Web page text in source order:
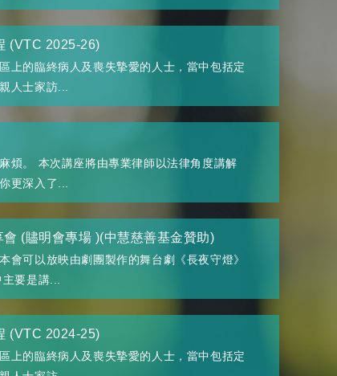
(VTC 2025-26)
上的臨終病人及喪失摯愛的人士，當中包括定
人士家訪...
煩。 本次講座將由專業律師以法律角度講解
更深入了...
(贐明會專場 )(中慧慈善基金贊助)
會可以放映由劇團製作的舞台劇《長夜守燈》
要是講...
(VTC 2024-25)
上的臨終病人及喪失摯愛的人士，當中包括定